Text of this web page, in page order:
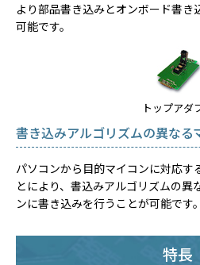
より部品書き込みとオンボード書
可能です。
トップアダ
書き込みアルゴリズムの異なる
パソコンから目的マイコンに対応す
とにより、書込みアルゴリズムの異
ンに書き込みを行うことが可能です。
特長